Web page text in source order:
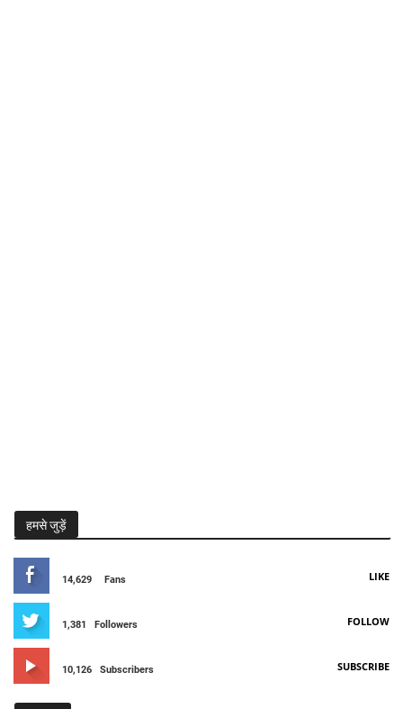
हमसे जुड़ें
14,629 Fans LIKE
1,381 Followers FOLLOW
10,126 Subscribers SUBSCRIBE